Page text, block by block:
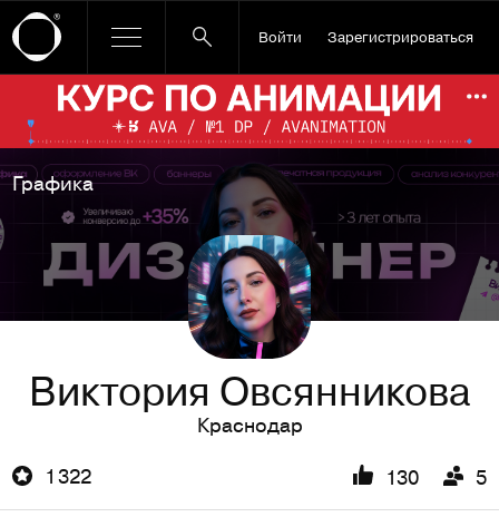
Войти Зарегистрироваться
Ссылка баннера
Графика
Виктория Овсянникова
Краснодар
1 322
130 5